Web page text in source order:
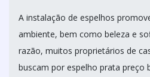
A instalação de espelhos
ambiente, bem como beleza e
razão, muitos proprietários de
buscam por espelho prata preço